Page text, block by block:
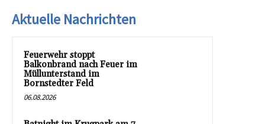
Aktuelle Nachrichten
Feuerwehr stoppt
Balkonbrand nach Feuer im
Müllunterstand im
Bornstedter Feld
06.08.2026